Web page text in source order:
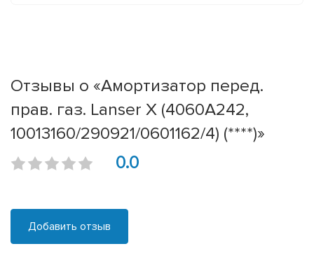
Отзывы о «Амортизатор перед.
прав. газ. Lanser X (4060A242,
10013160/290921/0601162/4) (****)»
0.0
Добавить отзыв